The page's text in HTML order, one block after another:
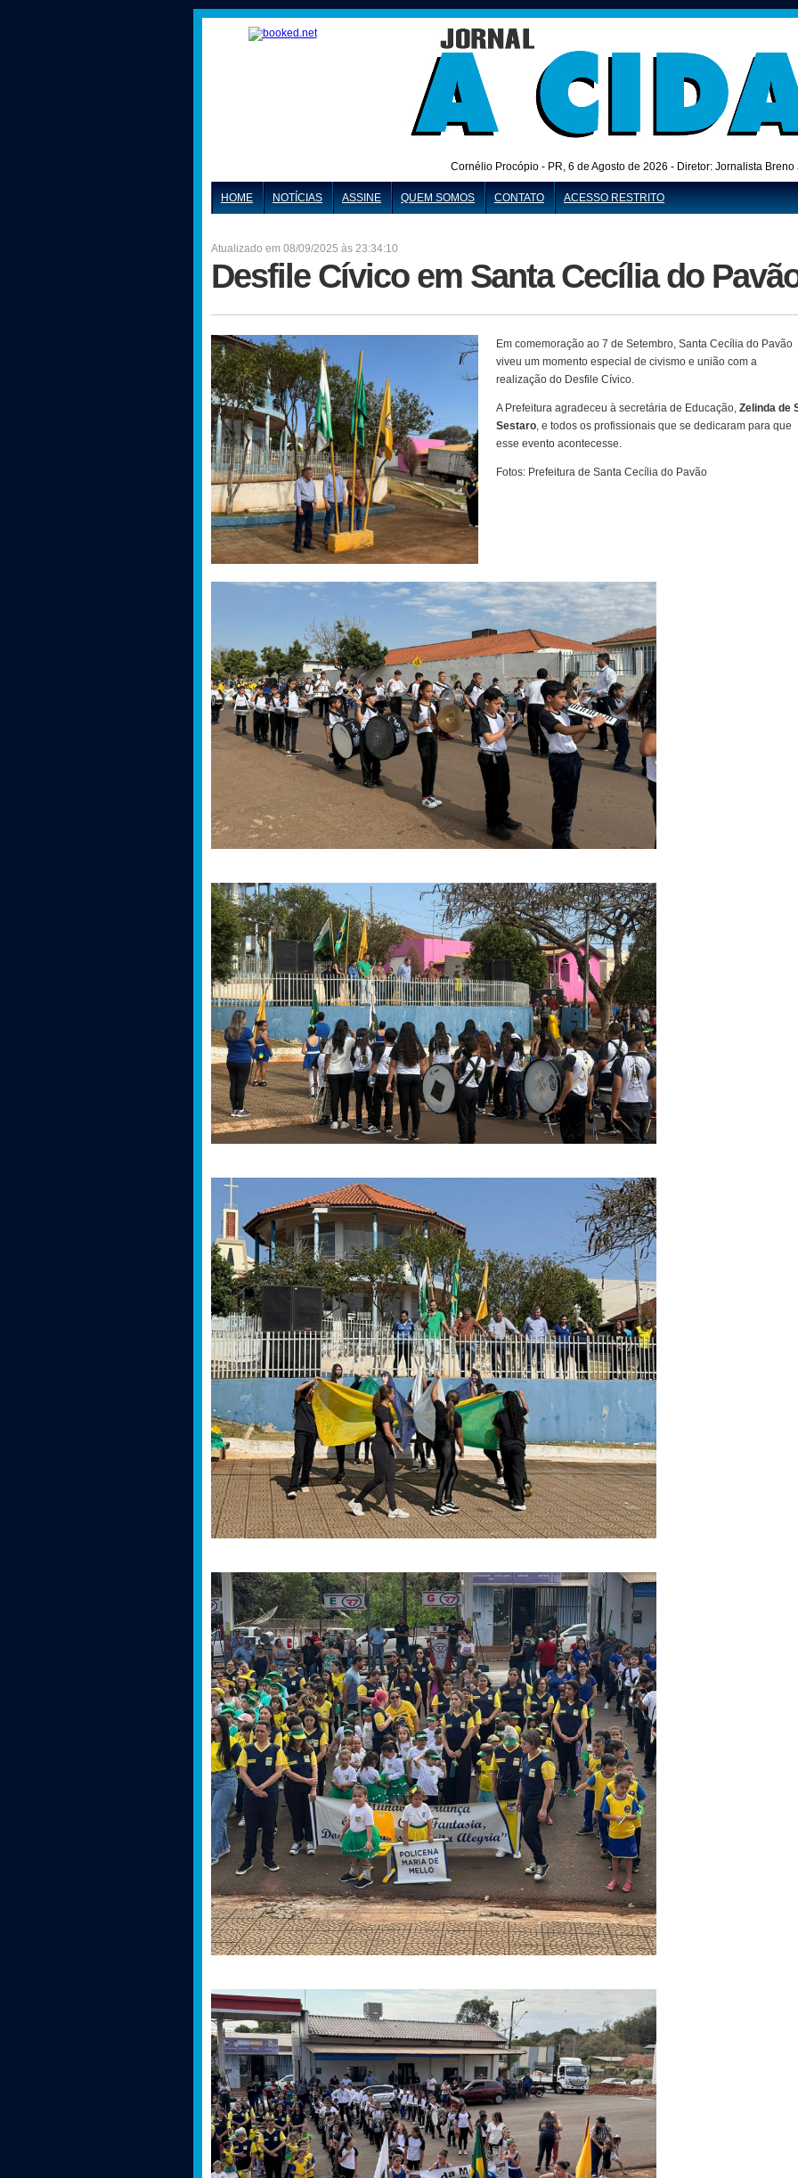
Cornélio Procópio - PR, 6 de Agosto de 2026 - Diretor: Jornalista
HOME NOTÍCIAS ASSINE QUEM SOMOS CONTATO ACESSO RESTRITO
Atualizado em 08/09/2025 às 23:34:10
Desfile Cívico em Santa Cecília do
Em comemoração ao 7 de Setembro, Santa Cecília do Pavão
viveu um momento especial de civismo e união com a
realização do Desfile Cívico.
A Prefeitura agradeceu à secretária de Educação, Zelinda de
Sestaro, e todos os profissionais que se dedicaram para que
esse evento acontecesse.
Fotos: Prefeitura de Santa Cecília do Pavão